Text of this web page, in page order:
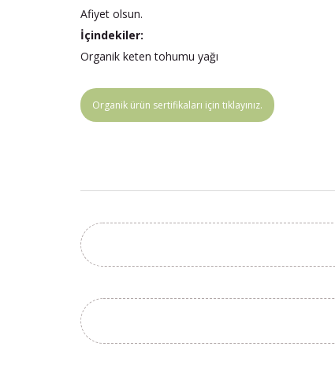
Afiyet olsun.
İçindekiler:
Organik keten tohumu yağı
Organik ürün sertifikaları için tıklayınız.